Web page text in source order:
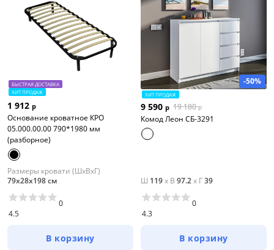
БЫСТРАЯ ДОСТАВКА
ХИТ ПРОДАЖ
1 912 р
Основание кроватное КРО
05.000.00.00 790*1980 мм
(разборное)
Размеры кровати (ШхВхГ)
79х28х198 см
4.5
0
В корзину
-50%
ХИТ ПРОДАЖ
9 590 р 19 180 р
Комод Леон СБ-3291
Ш 119x В 97.2x Г39
4.3
0
В корзину